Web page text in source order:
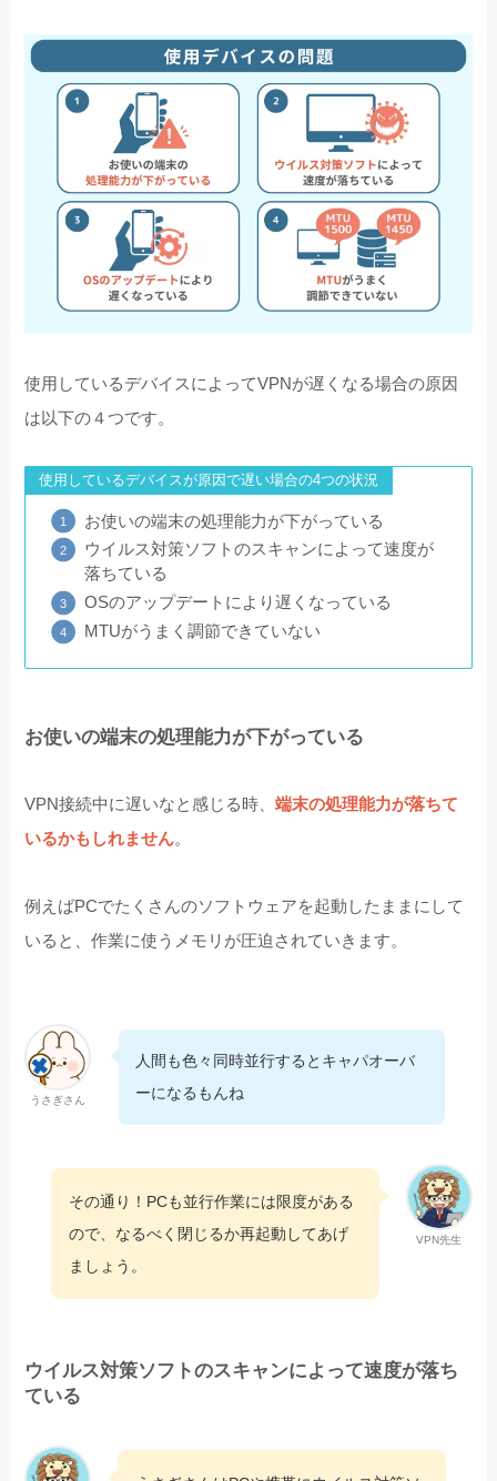
使用しているデバイスによってVPNが遅くなる場合の原因
は以下の４つです。
使用しているデバイスが原因で遅い場合の4つの状況
お使いの端末の処理能力が下がっている
ウイルス対策ソフトのスキャンによって速度が
落ちている
OSのアップデートにより遅くなっている
MTUがうまく調節できていない
お使いの端末の処理能力が下がっている
VPN接続中に遅いなと感じる時、端末の処理能力が落ちて
いるかもしれません。
例えばPCでたくさんのソフトウェアを起動したままにして
いると、作業に使うメモリが圧迫されていきます。
うさぎさん
人間も色々同時並行するとキャパオーバ
ーになるもんね
VPN先生
その通り！PCも並行作業には限度がある
ので、なるべく閉じるか再起動してあげ
ましょう。
ウイルス対策ソフトのスキャンによって速度が落ち
ている